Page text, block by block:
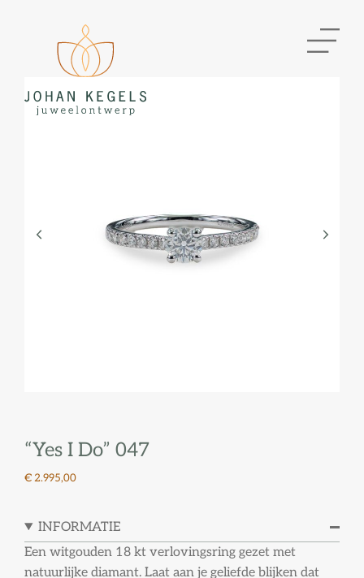
“Yes I Do” 047
€ 2.995,00
INFORMATIE
Een witgouden 18 kt verlovingsring gezet met
natuurlijke diamant. Laat aan je geliefde blijken dat